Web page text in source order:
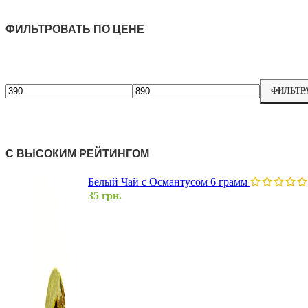
ФИЛЬТРОВАТЬ ПО ЦЕНЕ
С ВЫСОКИМ РЕЙТИНГОМ
Белый Чай с Османтусом 6 грамм
35 грн.